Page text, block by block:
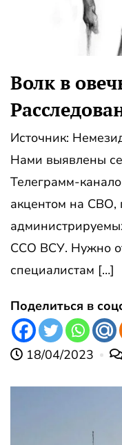
Волк в
Источник:
Нами выявлены
Телеграмм-
акцентом на СВО,
ССО ВСУ. Нужно
специалистам […]
Поделиться в
18/04/2023